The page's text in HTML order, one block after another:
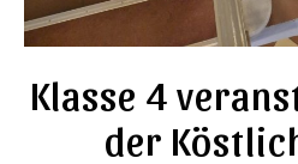
Klasse 4
der